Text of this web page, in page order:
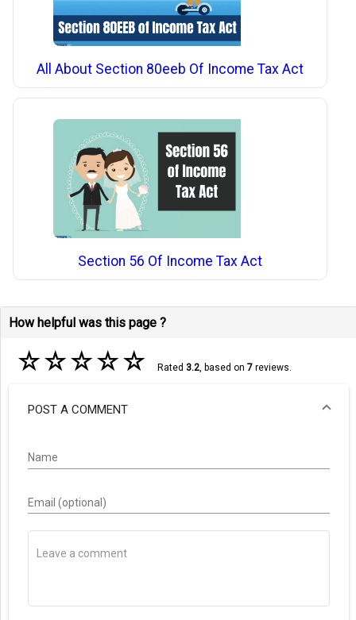
All About Section 80eeb Of Income Tax Act
Section 56 Of Income Tax Act
How helpful was this page ?
☆☆☆☆☆ Rated 3.2, based on 7reviews.
POST A COMMENT
Name
Email (optional)